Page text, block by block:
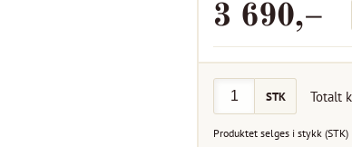
3 690,–
STK Totalt
Produktet selges istykk (STK)